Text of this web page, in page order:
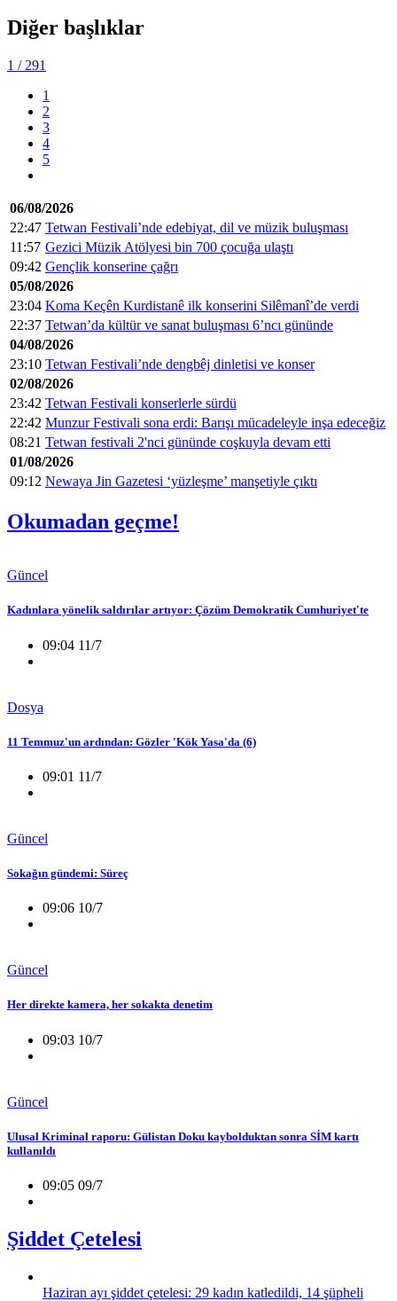
Diğer başlıklar
1 / 291
1
2
3
4
5
06/08/2026
22:47 Tetwan Festivali’nde edebiyat, dil ve müzik buluşması
11:57 Gezici Müzik Atölyesi bin 700 çocuğa ulaştı
09:42 Gençlik konserine çağrı
05/08/2026
23:04 Koma Keçên Kurdistanê ilk konserini Silêmanî’de verdi
22:37 Tetwan’da kültür ve sanat buluşması 6’ncı gününde
04/08/2026
23:10 Tetwan Festivali’nde dengbêj dinletisi ve konser
02/08/2026
23:42 Tetwan Festivali konserlerle sürdü
22:42 Munzur Festivali sona erdi: Barışı mücadeleyle inşa edeceğiz
08:21 Tetwan festivali 2'nci gününde coşkuyla devam etti
01/08/2026
09:12 Newaya Jin Gazetesi ‘yüzleşme’ manşetiyle çıktı
Okumadan geçme!
Güncel
Kadınlara yönelik saldırılar artıyor: Çözüm Demokratik Cumhuriyet'te
09:04 11/7
Dosya
11 Temmuz'un ardından: Gözler 'Kök Yasa'da (6)
09:01 11/7
Güncel
Sokağın gündemi: Süreç
09:06 10/7
Güncel
Her direkte kamera, her sokakta denetim
09:03 10/7
Güncel
Ulusal Kriminal raporu: Gülistan Doku kaybolduktan sonra SİM kartı
kullanıldı
09:05 09/7
Şiddet Çetelesi
Haziran ayı şiddet çetelesi: 29 kadın katledildi, 14 şüpheli